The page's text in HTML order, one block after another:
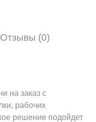
Отзывы (0)
на заказ с
рабочих
решение подойдет